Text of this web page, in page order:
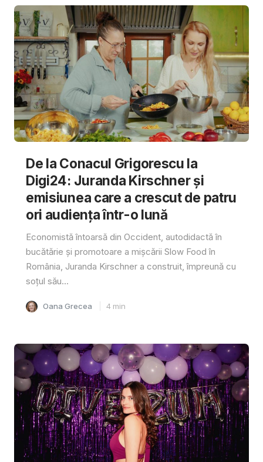
De la Conacul Grigorescu la
Digi24: Juranda Kirschner și
emisiunea care a crescut de patru
ori audiența într-o lună
Economistă întoarsă din Occident, autodidactă în
bucătărie și promotoare a mișcării Slow Food în
România, Juranda Kirschner a construit, împreună cu
soțul său...
Oana Grecea 4 min